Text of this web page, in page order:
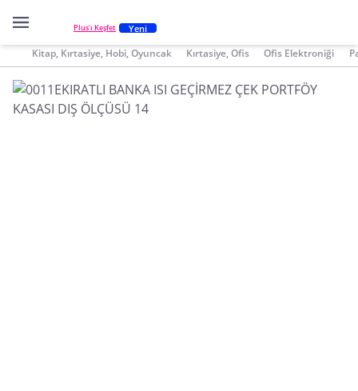
Plus'ı Keşfet Yeni
Kitap, Kırtasiye, Hobi, Oyuncak Kırtasiye, Ofis Ofis Elektroniği